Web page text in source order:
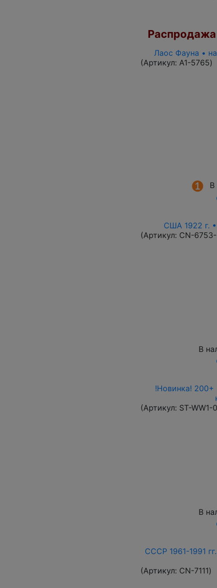
Распродажа
Лаос Фауна •
(Артикул: A1-5765)
В
США 1922 г.
(Артикул: CN-
В
!Новинка! 200+
(Артикул: ST-
В
СССР 1961-1991
(Артикул: СN-7111)